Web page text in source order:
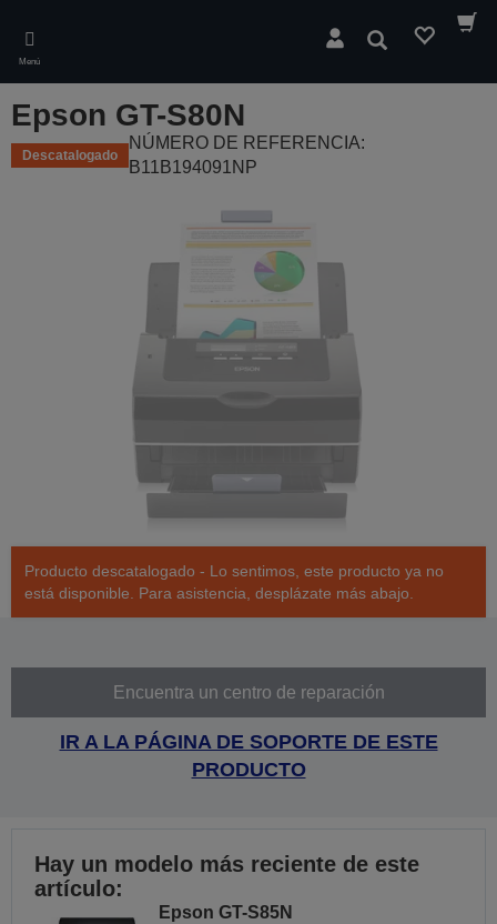
main
content
Menú
Buscar
Epson GT-S80N
Descatalogado
NÚMERO DE REFERENCIA:
B11B194091NP
Producto descatalogado - Lo sentimos, este producto ya no
está disponible. Para asistencia, desplázate más abajo.
Encuentra un centro de reparación
IR A LA PÁGINA DE SOPORTE DE ESTE
PRODUCTO
Hay un modelo más reciente de este
artículo:
Epson GT-S85N